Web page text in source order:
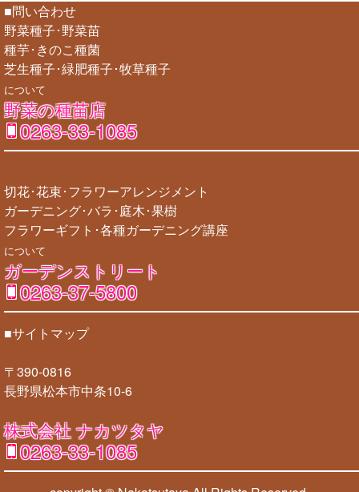
■問い合わせ
野菜種子･野菜苗
種芋･きのこ種菌
芝生種子･緑肥種子･牧草種子
について
野菜の種苗店
0263-33-1085
切花･花束･フラワーアレンジメント
ガーデニング･バラ･庭木･果樹
フラワーギフト･各種ガーデニング講座
について
ガーデンストリート
0263-37-5800
■サイトマップ
〒390-0816
長野県松本市中条10-6
株式会社 ナカツタヤ
0263-33-1085